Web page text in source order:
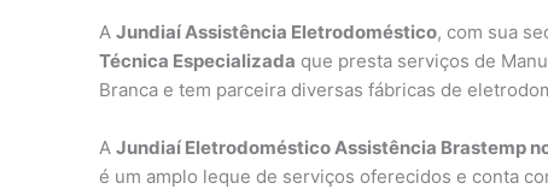
A Jundiaí Assistência Eletrodoméstico, com sua
Técnica Especializada que presta serviços de
Branca e tem parceira diversas fábricas de
A Jundiaí Eletrodoméstico Assistência Brastemp
é um amplo leque de serviços oferecidos e conta